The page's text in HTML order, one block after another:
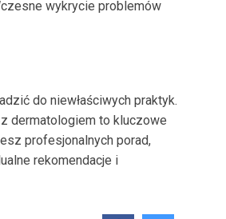
wykrycie problemów
do niewłaściwych praktyk.
dermatologiem to kluczowe
profesjonalnych porad,
rekomendacje i